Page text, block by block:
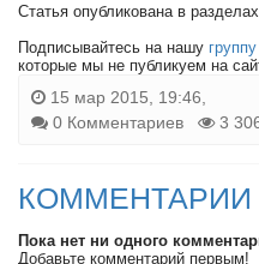
Статья опубликована в
Подписывайтесь на нашу
которые мы не публикуем на
15 мар 2015, 19:46,
0 Комментариев
3
КОММЕНТАРИИ
Пока нет ни одного
Добавьте комментарий первым!